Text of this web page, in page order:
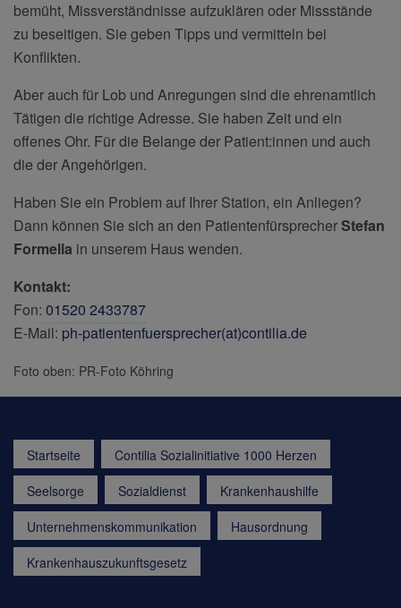
bemüht, Missverständnisse aufzuklären oder Missstände
zu beseitigen. Sie geben Tipps und vermitteln bei
Konflikten.
Aber auch für Lob und Anregungen sind die ehrenamtlich
Tätigen die richtige Adresse. Sie haben Zeit und ein
offenes Ohr. Für die Belange der Patient:innen und auch
die der Angehörigen.
Haben Sie ein Problem auf Ihrer Station, ein Anliegen?
Dann können Sie sich an den PatientenfürsprecherStefan
Formella in unserem Haus wenden.
Kontakt:
Fon: 01520 2433787
E-Mail: ph-patientenfuersprecher(at)contilia.de
Foto oben: PR-Foto Köhring
Startseite
Contilia Sozialinitiative 1000 Herzen
Seelsorge
Sozialdienst
Krankenhaushilfe
Unternehmenskommunikation
Hausordnung
Krankenhauszukunftsgesetz